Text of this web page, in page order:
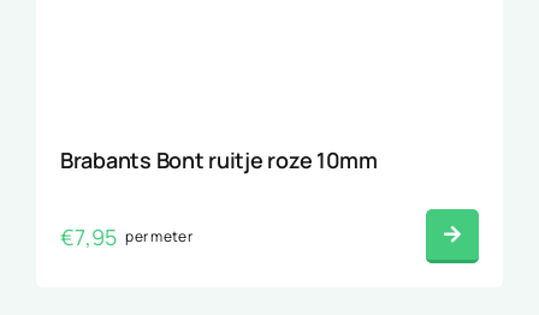
Brabants Bont ruitje roze 10mm
€7,95 per meter